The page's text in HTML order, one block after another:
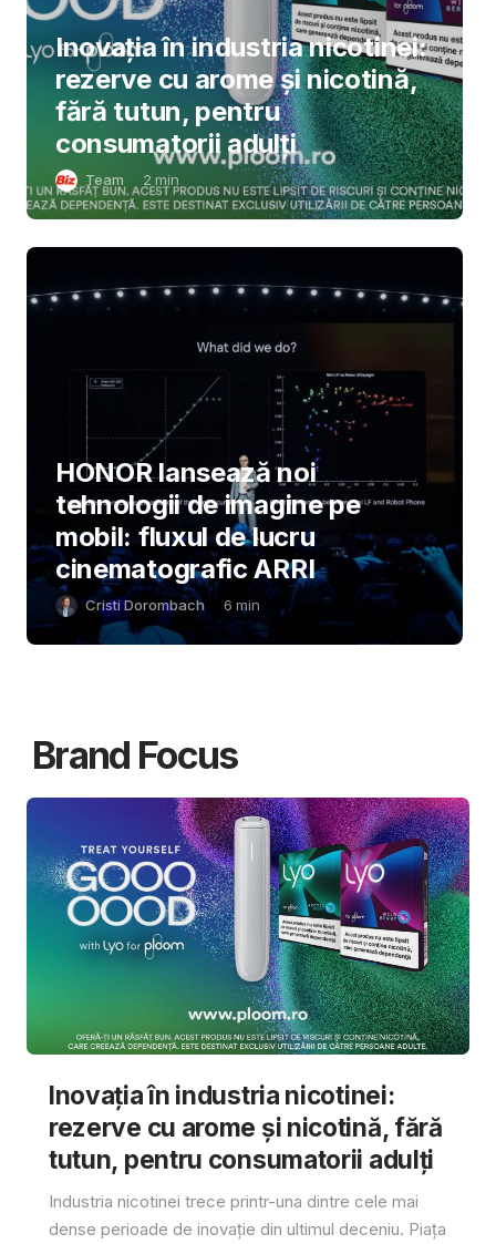
Inovația în industria nicotinei:
rezerve cu arome și nicotină,
fără tutun, pentru
consumatorii adulți
Team 2 min
HONOR lansează noi
tehnologii de imagine pe
mobil: fluxul de lucru
cinematografic ARRI
Cristi Dorombach 6 min
Brand Focus
Inovația în industria nicotinei:
rezerve cu arome și nicotină, fără
tutun, pentru consumatorii adulți
Industria nicotinei trece printr-una dintre cele mai
dense perioade de inovație din ultimul deceniu. Piața